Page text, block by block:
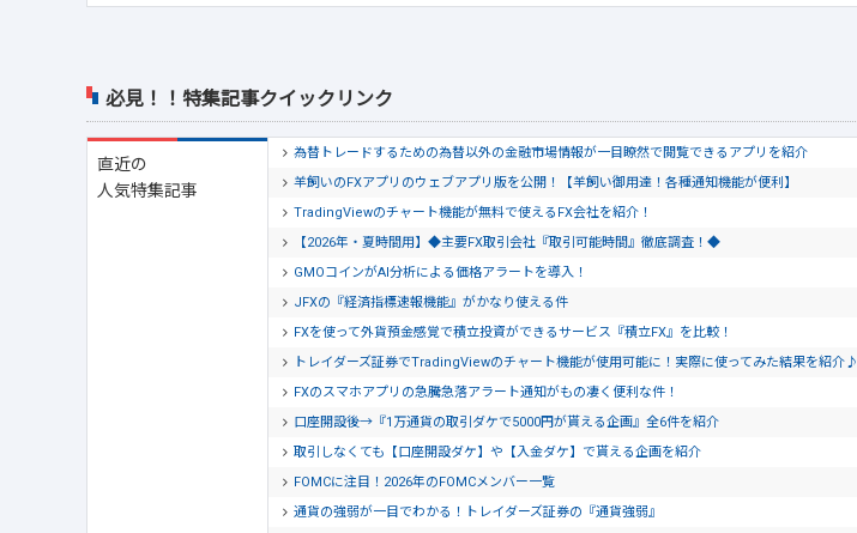
必見！！特集記事クイックリンク
直近の
人気特集記事
為替トレードするための為替以外の金融市場情報が一目瞭然で閲覧できるアプリを紹介
羊飼いのFXアプリのウェブアプリ版を公開！【羊飼い御用達！各種通知機能が便利】
TradingViewのチャート機能が無料で使えるFX会社を紹介！
【2026年・夏時間用】◆主要FX取引会社『取引可能時間』徹底調査！◆
GMOコインがAI分析による価格アラートを導入！
JFXの『経済指標速報機能』がかなり使える件
FXを使って外貨預金感覚で積立投資ができるサービス『積立FX』を比較！
トレイダーズ証券でTradingViewのチャート機能が使用可能に！実際に使ってみた結果を紹介♪
FXのスマホアプリの急騰急落アラート通知がもの凄く便利な件！
口座開設後→『1万通貨の取引ダケで5000円が貰える企画』全6件を紹介
取引しなくても【口座開設ダケ】や【入金ダケ】で貰える企画を紹介
FOMCに注目！2026年のFOMCメンバー一覧
通貨の強弱が一目でわかる！トレイダーズ証券の『通貨強弱』